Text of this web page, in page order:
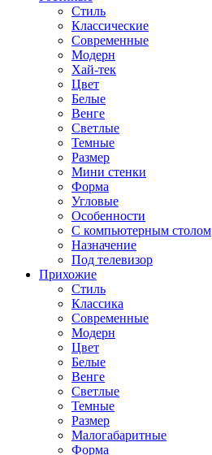
Стиль
Классические
Современные
Модерн
Хай-тек
Цвет
Белые
Венге
Светлые
Темные
Размер
Мини стенки
Форма
Угловые
Особенности
С компьютерным столом
Назначение
Под телевизор
Прихожие
Стиль
Классика
Современные
Модерн
Цвет
Белые
Венге
Светлые
Темные
Размер
Малогабаритные
Форма